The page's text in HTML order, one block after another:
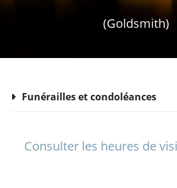
(Goldsmith)
Funérailles et condoléances
Consulter les heures de